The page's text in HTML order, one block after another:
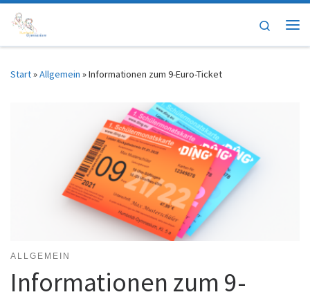
Zum Inhalt springen
Search
Start»Allgemein »Informationen zum 9-Euro-Ticket
ALLGEMEIN
Informationen zum 9-